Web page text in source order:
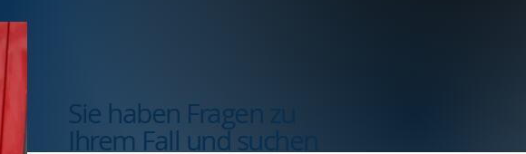
Sie haben Fragen zu
Ihrem Fall und suchen